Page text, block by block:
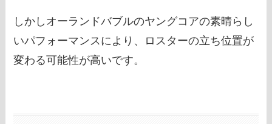
しかしオーランドバブルのヤングコアの素晴らし
いパフォーマンスにより、ロスターの立ち位置が
変わる可能性が高いです。